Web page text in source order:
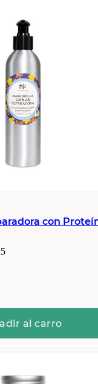
con
al carro